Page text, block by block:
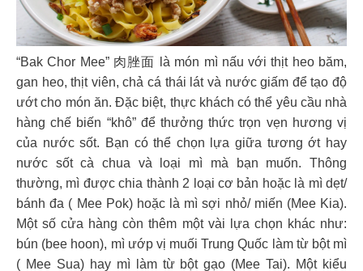
“Bak Chor Mee” 肉脞面 là món mì nấu với thịt heo băm,
gan heo, thịt viên, chả cá thái lát và nước giấm để tạo độ
ướt cho món ăn. Đặc biệt, thực khách có thể yêu cầu nhà
hàng chế biến “khô” để thưởng thức trọn vẹn hương vị
của nước sốt. Bạn có thể chọn lựa giữa tương ớt hay
nước sốt cà chua và loại mì mà bạn muốn. Thông
thường, mì được chia thành 2 loại cơ bản hoặc là mì dẹt/
bánh đa ( Mee Pok) hoặc là mì sợi nhỏ/ miến (Mee Kia).
Một số cửa hàng còn thêm một vài lựa chọn khác như:
bún (bee hoon), mì ướp vị muối Trung Quốc làm từ bột mì
( Mee Sua) hay mì làm từ bột gạo (Mee Tai). Một kiểu